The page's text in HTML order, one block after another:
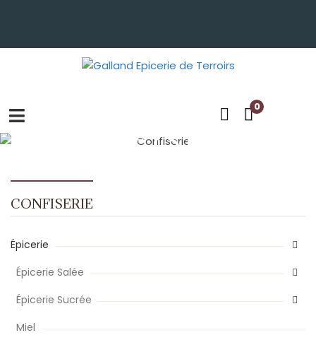
0
CONFISERIE
CONFISERIE
Épicerie
Épicerie Salée
Épicerie Sucrée
Miel